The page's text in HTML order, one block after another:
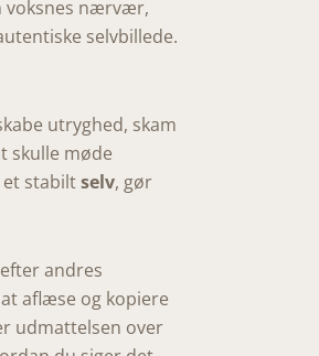
voksnes nærvær,
selvbillede.
utryghed, skam
skulle møde
et stabiltselv, gør
andres
aflæse og kopiere
udmattelsen over